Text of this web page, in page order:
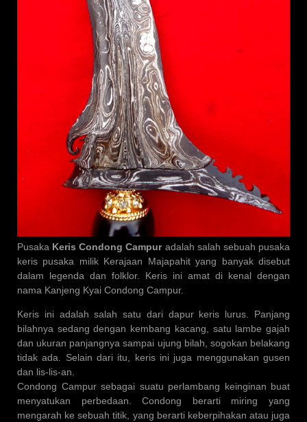
Pusaka Keris Condong Campuradalah salah sebuah pusaka
keris pusaka milik Kerajaan Majapahit yang banyak disebut
dalam legenda dan folklor. Keris ini amat di kenal dengan
nama Kanjeng Kyai Condong Campur.
Keris ini adalah salah satu dari dapur keris lurus. Panjang
bilahnya sedang dengan kembang kacang, satu lambe gajah
dan ukuran panjangnya sampai ujung bilah, sogokan belakang
tidak ada. Selain dari itu, keris ini juga menggunakan gusen
dan lis-lis-an.
Condong Campur sebagai suatu perlambang keinginan buat
menyatukan perbedaan. Condong berarti miring yang
mengarah ke sebuah titik, yang berarti keberpihakan atau juga